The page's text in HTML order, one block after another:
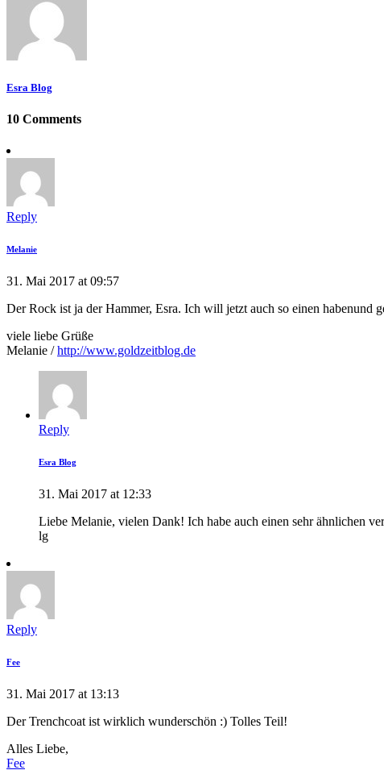
Esra Blog
10 Comments
Reply
Melanie
31. Mai 2017 at 09:57
Der Rock ist ja der Hammer, Esra. Ich will jetzt auch so einen habenund
viele liebe Grüße
Melanie /http://www.goldzeitblog.de
Reply
Esra Blog
31. Mai 2017 at 12:33
Liebe Melanie, vielen Dank! Ich habe auch einen sehr ähnlichen
lg
Reply
Fee
31. Mai 2017 at 13:13
Der Trenchcoat ist wirklich wunderschön :) Tolles Teil!
Alles Liebe,
Fee